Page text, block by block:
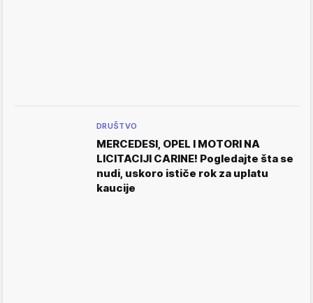
DRUŠTVO
MERCEDESI, OPEL I MOTORI NA
LICITACIJI CARINE! Pogledajte šta se
nudi, uskoro ističe rok za uplatu
kaucije